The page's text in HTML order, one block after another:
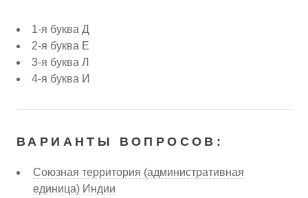
1-я буква Д
2-я буква Е
3-я буква Л
4-я буква И
ВАРИАНТЫ ВОПРОСОВ:
Союзная территория (административная
единица) Индии